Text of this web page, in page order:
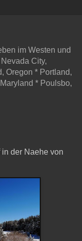
im Westen und
City,
Oregon * Portland,
* Poulsbo,
der Naehe von